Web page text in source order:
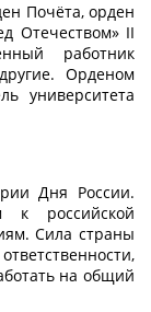
Почёта, орден
Отечеством» II
работник
Орденом
университета
Дня России.
к российской
Сила страны
на общий